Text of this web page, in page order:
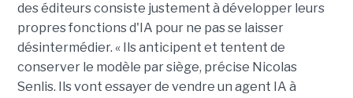
des éditeurs consiste justement à développer leurs
propres fonctions d'IA pour ne pas se laisser
désintermédier. « Ils anticipent et tentent de
conserver le modèle par siège, précise Nicolas
Senlis. Ils vont essayer de vendre un agent IA à